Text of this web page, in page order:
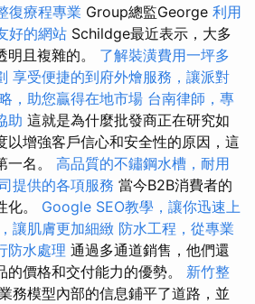
復療程專業 Group總監George 利用
好的網站 Schildge最近表示，大多
明且複雜的。 了解裝潢費用一坪多
享受便捷的到府外燴服務，讓派對
，助您贏得在地市場 台南律師，專
助 這就是為什麼批發商正在研究如
以增強客戶信心和安全性的原因，這
一名。 高品質的不鏽鋼水槽，耐用
提供的各項服務 當今B2B消費者的
化。 Google SEO教學，讓你迅速上
讓肌膚更加細緻 防水工程，從專業
防水處理 通過多通道銷售，他們還
價格和交付能力的優勢。 新竹整
務模型內部的信息鋪平了道路，並